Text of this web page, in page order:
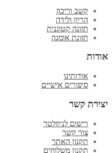
קשב וריכוז
הריון ולידה
תזונה קטוגנית
תזונת אומגה
אודות
אודותינו
סיפורים אישיים
יצירת קשר
רישום לניוזלטר
צור קשר
תקנון האתר
תקנון משלוחים